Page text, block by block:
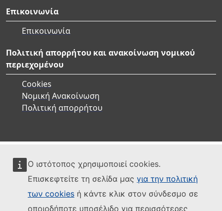
Ο ιστότοπος χρησιμοποιεί cookies.
Επισκεφτείτε τη σελίδα μας για την πολιτική
των cookies ή κάντε κλικ στον σύνδεσμο σε
οποιοδήποτε υποσέλιδο για περισσότερες
Επικοινωνία
Επικοινωνία
Πολιτική απορρήτου και ανακοίνωση νομικού
περιεχομένου
Cookies
Νομική Ανακοίνωση
Πολιτική απορρήτου